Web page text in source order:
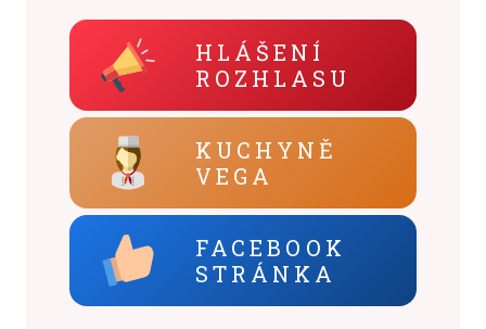
HLÁŠENÍ
ROZHLASU
KUCHYNĚ
VEGA
FACEBOOK
STRÁNKA